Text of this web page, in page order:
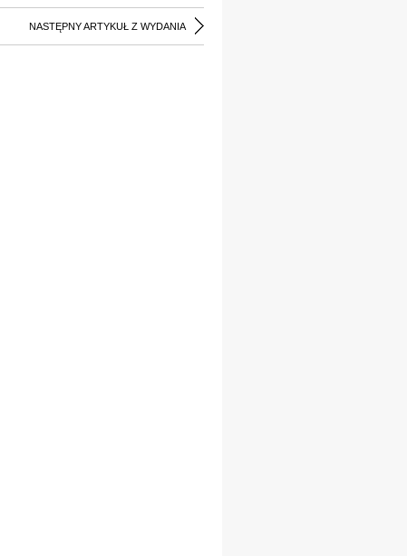
NASTĘPNY ARTYKUŁ Z WYDANIA